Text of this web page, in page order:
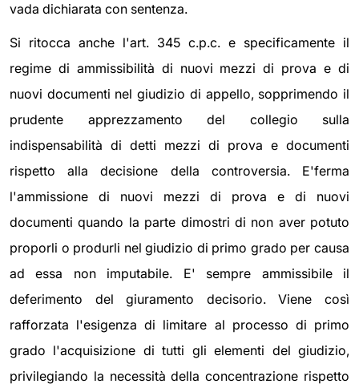
vada dichiarata con sentenza.
Si ritocca anche l'art. 345 c.p.c. e specificamente il
regime di ammissibilità di nuovi mezzi di prova e di
nuovi documenti nel giudizio di appello, sopprimendo il
prudente apprezzamento del collegio sulla
indispensabilità di detti mezzi di prova e documenti
rispetto alla decisione della controversia. E'ferma
l'ammissione di nuovi mezzi di prova e di nuovi
documenti quando la parte dimostri di non aver potuto
proporli o produrli nel giudizio di primo grado per causa
ad essa non imputabile. E' sempre ammissibile il
deferimento del giuramento decisorio. Viene così
rafforzata l'esigenza di limitare al processo di primo
grado l'acquisizione di tutti gli elementi del giudizio,
privilegiando la necessità della concentrazione rispetto